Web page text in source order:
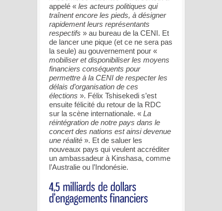
appelé « les acteurs politiques qui
traînent encore les pieds, à désigner
rapidement leurs représentants
respectifs » au bureau de la CENI. Et
de lancer une pique (et ce ne sera pas
la seule) au gouvernement pour «
mobiliser et disponibiliser les moyens
financiers conséquents pour
permettre à la CENI de respecter les
délais d’organisation de ces
élections ». Félix Tshisekedi s’est
ensuite félicité du retour de la RDC
sur la scène internationale. « La
réintégration de notre pays dans le
concert des nations est ainsi devenue
une réalité ». Et de saluer les
nouveaux pays qui veulent accréditer
un ambassadeur à Kinshasa, comme
l’Australie ou l’Indonésie.